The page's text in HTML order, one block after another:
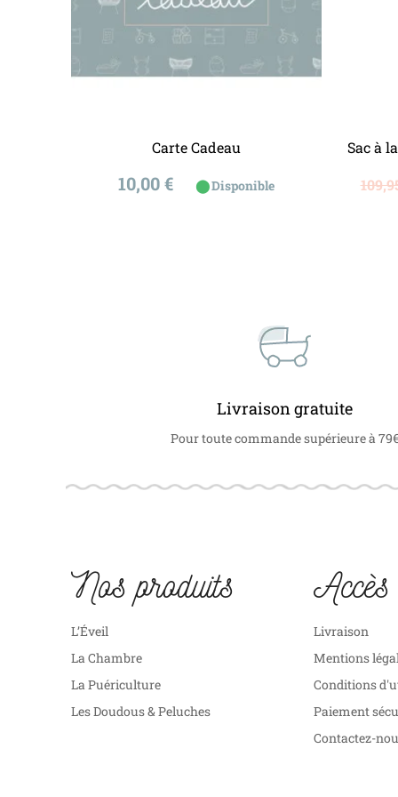
Carte Cadeau
Prix
10,00 € ⬤Disponible
Sac à
Prix
de
Livraison gratuite
Pour toute commande supérieure à 79€
Nos produits
L’Éveil
La Chambre
La Puériculture
Les Doudous & Peluches
Livraison
Mentions
Conditions
Paiement
Contactez-